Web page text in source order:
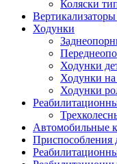
Коляски
Ходунки
Ходунки
Ходунки на
Ходунки
Автомобильные
Приспособления